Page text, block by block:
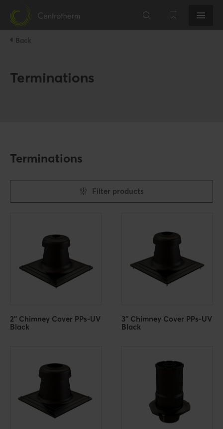
Back
Terminations
Terminations
Filter products
2'' Chimney Cover PPs-UV
Black
3'' Chimney Cover PPs-UV
Black